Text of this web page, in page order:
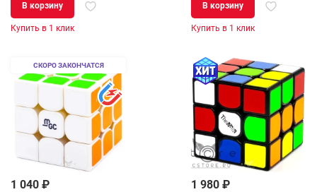
В корзину
Купить в 1 клик
В корзину
Купить в 1 клик
СКОРО ЗАКОНЧАТСЯ
1 040 ₽ 1 980 ₽